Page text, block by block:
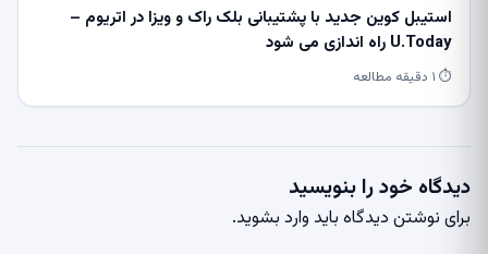
استیبل کوین جدید با پشتیبانی بلک راک و ویزا در اتریوم –
U.Today راه اندازی می شود
⏱ ۱ دقیقه مطالعه
دیدگاه خود را بنویسید
برای نوشتن دیدگاه باید وارد بشوید.